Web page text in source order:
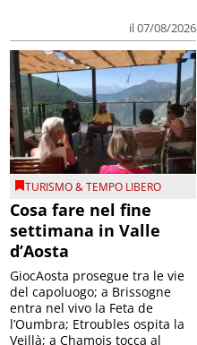
il 07/08/2026
TURISMO & TEMPO LIBERO
Cosa fare nel fine
settimana in Valle
d’Aosta
GiocAosta prosegue tra le vie
del capoluogo; a Brissogne
entra nel vivo la Feta de
l’Oumbra; Etroubles ospita la
Veillà; a Chamois tocca al